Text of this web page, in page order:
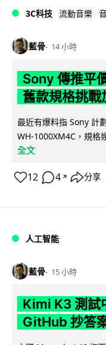
3C科技 流動音樂
藍骨 14 小時
Sony 傳推平
舊款規格挑戰
最近有爆料指 Sony 計
WH-1000XM4C，規格
全文
12 4 ↗ 分享
人工智能
藍骨 15 小時
Kimi K3 測
GitHub 抄答